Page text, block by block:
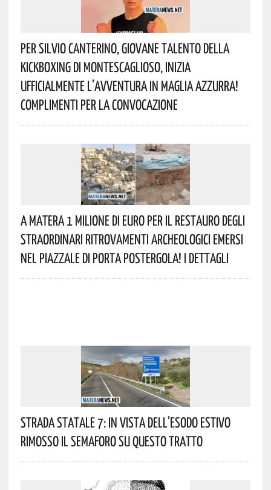
Per Silvio Canterino, Giovane Talento Della
Kickboxing Di Montescaglioso, Inizia
Ufficialmente L’avventura In Maglia Azzurra!
Complimenti Per La Convocazione
A Matera 1 Milione Di Euro Per Il Restauro Degli
Straordinari Ritrovamenti Archeologici Emersi
Nel Piazzale Di Porta Postergola! I Dettagli
Strada Statale 7: In Vista Dell’esodo Estivo
Rimosso Il Semaforo Su Questo Tratto